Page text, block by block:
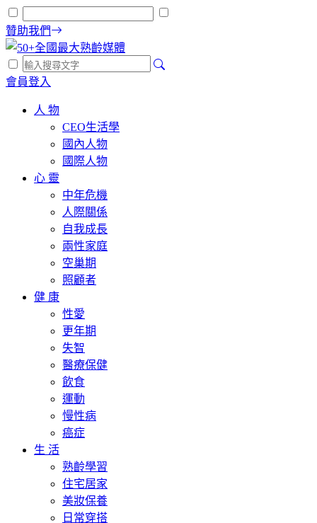
贊助我們
會員登入
人 物
CEO生活學
國內人物
國際人物
心 靈
中年危機
人際關係
自我成長
兩性家庭
空巢期
照顧者
健 康
性愛
更年期
失智
醫療保健
飲食
運動
慢性病
癌症
生 活
熟齡學習
住宅居家
美妝保養
日常穿搭